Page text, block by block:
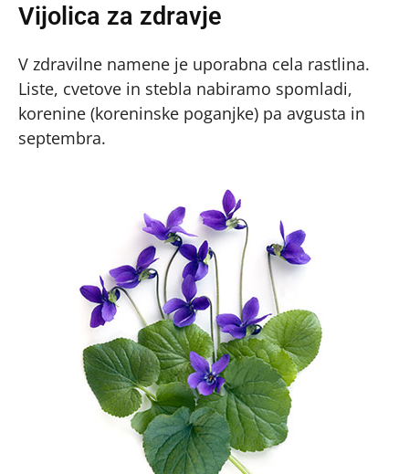
Vijolica za zdravje
V zdravilne namene je uporabna cela rastlina.
Liste, cvetove in stebla nabiramo spomladi,
korenine (koreninske poganjke) pa avgusta in
septembra.